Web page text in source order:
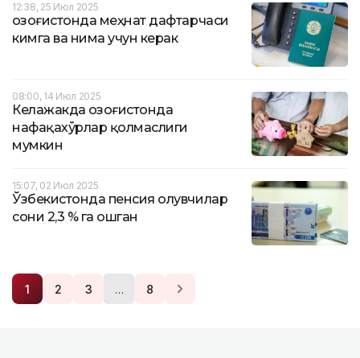
12:38, 25 Июл 2025
Қозоғистонда меҳнат дафтарчаси
кимга ва нима учун керак
08:00, 14 Июл 2025
Келажакда Қозоғистонда
нафақахўрлар қолмаслиги
мумкин
15:07, 02 Июл 2025
Ўзбекистонда пенсия олувчилар
сони 2,3 % га ошган
1 2 3 … 8